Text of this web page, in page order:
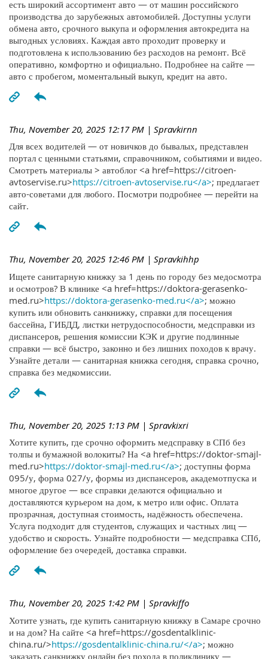
есть широкий ассортимент авто — от машин российского
производства до зарубежных автомобилей. Доступны услуги
обмена авто, срочного выкупа и оформления автокредита на
выгодных условиях. Каждая авто проходит проверку и
подготовлена к использованию без расходов на ремонт. Всё
оперативно, комфортно и официально. Подробнее на сайте —
авто с пробегом, моментальный выкуп, кредит на авто.
Thu, November 20, 2025 12:17 PM | Spravkirnn
Для всех водителей — от новичков до бывалых, представлен
портал с ценными статьями, справочником, событиями и видео.
Смотреть материалы > автоблог <a href=https://citroen-
avtoservise.ru>https://citroen-avtoservise.ru</a>; предлагает
авто-советами для любого. Посмотри подробнее — перейти на
сайт.
Thu, November 20, 2025 12:46 PM | Spravkihhp
Ищете санитарную книжку за 1 день по городу без медосмотра
и осмотров? В клинике <a href=https://doktora-gerasenko-
med.ru>https://doktora-gerasenko-med.ru</a>; можно
купить или обновить санкнижку, справки для посещения
бассейна, ГИБДД, листки нетрудоспособности, медсправки из
диспансеров, решения комиссии КЭК и другие подлинные
справки — всё быстро, законно и без лишних походов к врачу.
Узнайте детали — санитарная книжка сегодня, справка срочно,
справка без медкомиссии.
Thu, November 20, 2025 1:13 PM | Spravkixri
Хотите купить, где срочно оформить медсправку в СПб без
толпы и бумажной волокиты? На <a href=https://doktor-smajl-
med.ru>https://doktor-smajl-med.ru</a>; доступны форма
095/у, форма 027/у, формы из диспансеров, академотпуска и
многое другое — все справки делаются официально и
доставляются курьером на дом, к метро или офис. Оплата
прозрачная, доступная стоимость, надёжность обеспечена.
Услуга подходит для студентов, служащих и частных лиц —
удобство и скорость. Узнайте подробности — медсправка СПб,
оформление без очередей, доставка справки.
Thu, November 20, 2025 1:42 PM | Spravkiffo
Хотите узнать, где купить санитарную книжку в Самаре срочно
и на дом? На сайте <a href=https://gosdentalklinic-
china.ru/>https://gosdentalklinic-china.ru/</a>; можно
заказать санкнижку онлайн без похода в поликлинику —